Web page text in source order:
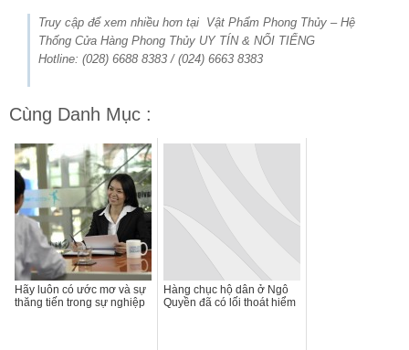
Truy cập để xem nhiều hơn tại Vật Phẩm Phong Thủy – Hệ
Thống Cửa Hàng Phong Thủy UY TÍN & NỔI TIẾNG
Hotline: (028) 6688 8383 / (024) 6663 8383
Cùng Danh Mục :
Hãy luôn có ước mơ và sự
thăng tiến trong sự nghiệp
Hàng chục hộ dân ở Ngô
Quyền đã có lối thoát hiểm